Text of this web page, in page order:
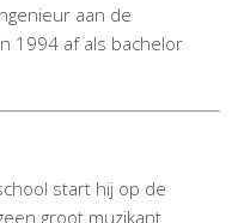
aan de
1994 af als bachelor
start hij op de
groot muzikant